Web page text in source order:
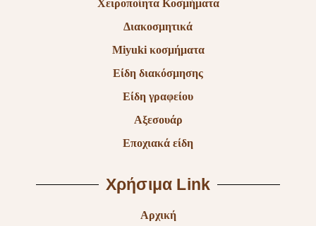
Χειροποίητα Κοσμήματα
Διακοσμητικά
Miyuki κοσμήματα
Είδη διακόσμησης
Είδη γραφείου
Αξεσουάρ
Εποχιακά είδη
Χρήσιμα Link
Αρχική